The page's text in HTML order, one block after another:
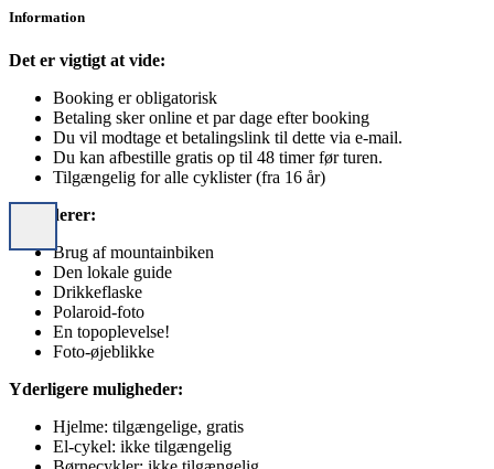
Information
Det er vigtigt at vide:
Booking er obligatorisk
Betaling sker online et par dage efter booking
Du vil modtage et betalingslink til dette via e-mail.
Du kan afbestille gratis op til 48 timer før turen.
Tilgængelig for alle cyklister (fra 16 år)
Inkluderer:
Brug af mountainbiken
Den lokale guide
Drikkeflaske
Polaroid-foto
En topoplevelse!
Foto-øjeblikke
Yderligere muligheder:
Hjelme: tilgængelige, gratis
El-cykel: ikke tilgængelig